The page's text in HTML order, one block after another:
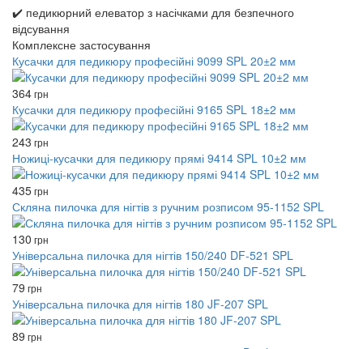
✔️ педикюрний елеватор з насічками для безпечного
відсування
Комплексне застосування
Кусачки для педикюру професійні 9099 SPL 20±2 мм
364грн
Кусачки для педикюру професійні 9165 SPL 18±2 мм
243 грн
Ножиці-кусачки для педикюру прямі 9414 SPL 10±2 мм
435грн
Скляна пилочка для нігтів з ручним розписом 95-1152 SPL
130 грн
Універсальна пилочка для нігтів 150/240 DF-521 SPL
79 грн
Універсальна пилочка для нігтів 180 JF-207 SPL
89 грн